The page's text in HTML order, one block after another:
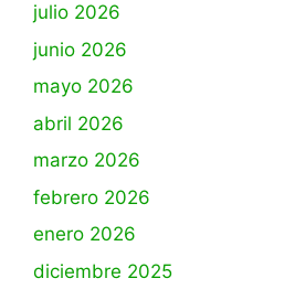
julio 2026
junio 2026
mayo 2026
abril 2026
marzo 2026
febrero 2026
enero 2026
diciembre 2025